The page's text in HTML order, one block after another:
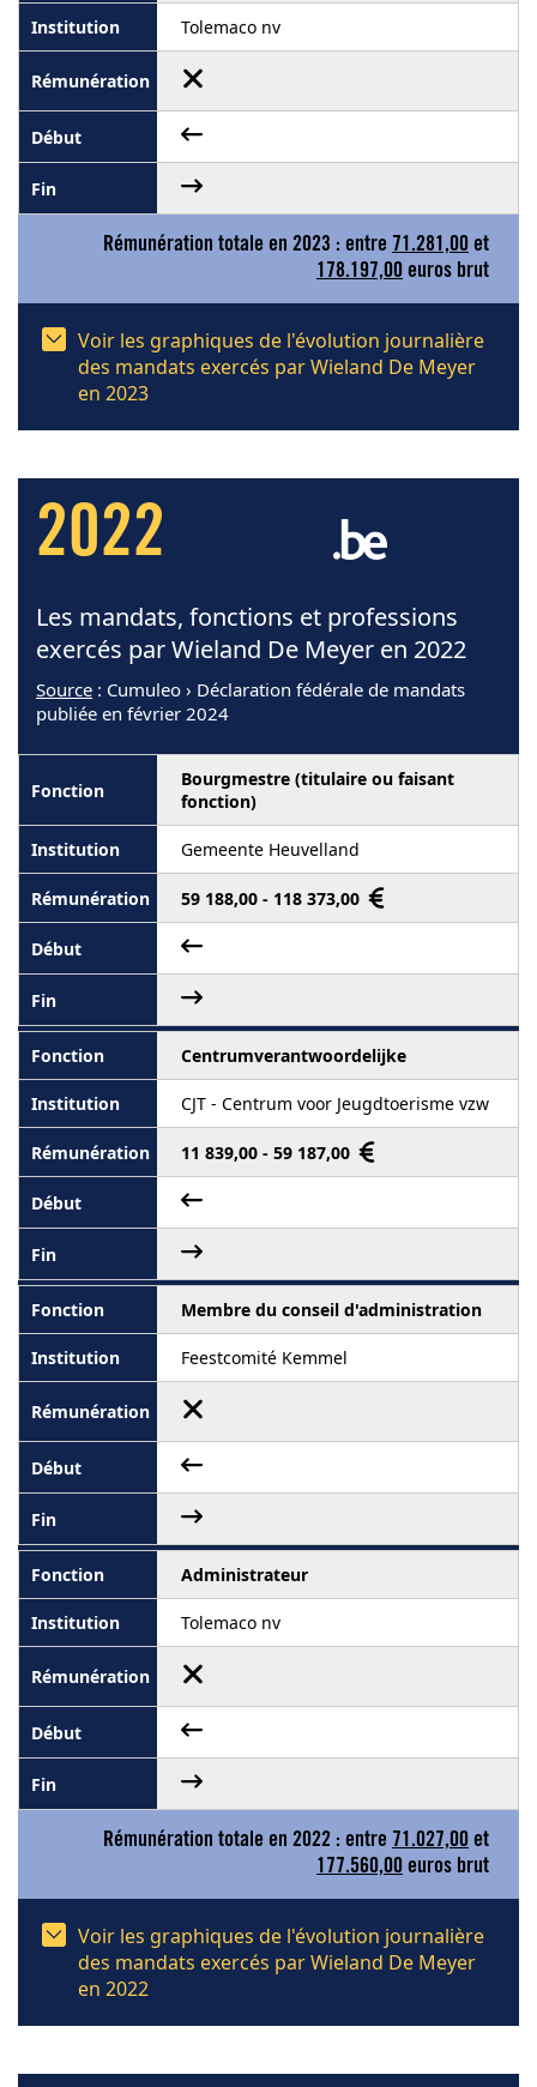
Tolemaco nv
Rémunération totale en 2023 : entre 71.281,00 et
178.197,00 euros brut
Voir les graphiques de l'évolution journalière
des mandats exercés par Wieland De Meyer
en 2023
2022
Les mandats, fonctions et professions
exercés par Wieland De Meyer en 2022
Source : Cumuleo › Déclaration fédérale de mandats
publiée en février 2024
Bourgmestre (titulaire ou faisant
fonction)
Gemeente Heuvelland
59 188,00 - 118 373,00
Centrumverantwoordelijke
CJT - Centrum voor Jeugdtoerisme vzw
11 839,00 - 59 187,00
Membre du conseil d'administration
Feestcomité Kemmel
Administrateur
Tolemaco nv
Rémunération totale en 2022 : entre 71.027,00 et
177.560,00 euros brut
Voir les graphiques de l'évolution journalière
des mandats exercés par Wieland De Meyer
en 2022